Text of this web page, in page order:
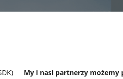
My i nasi partnerzy możemy